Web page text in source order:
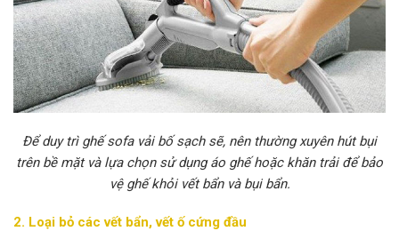
Để duy trì ghế sofa vải bố sạch sẽ, nên thường xuyên hút bụi
trên bề mặt và lựa chọn sử dụng áo ghế hoặc khăn trải để bảo
vệ ghế khỏi vết bẩn và bụi bẩn.
2. Loại bỏ các vết bẩn, vết ố cứng đầu